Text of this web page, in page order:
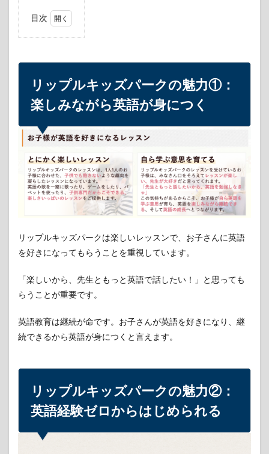
目次
ズパ
ーク
の魅
力
楽し
みな
英語
が身
につ
く
プル
キッ
ズパ
の魅
力
経験
ゼロ
めら
3
リッ
キッ
ズパ
リップルキッズパークの魅力①：
楽しみながら英語が身につく
リップルキッズパークは楽しいレッスンで、お子さんに英語
を好きになってもらうことを重視しています。
「楽しいから、先生ともっと英語で話したい！」と思っても
らうことが重要です。
英語教育は継続が命です。お子さんが英語を好きになり、継
続できるから英語が身につくと言えます。
リップルキッズパークの魅力②：
英語経験ゼロからはじめられる